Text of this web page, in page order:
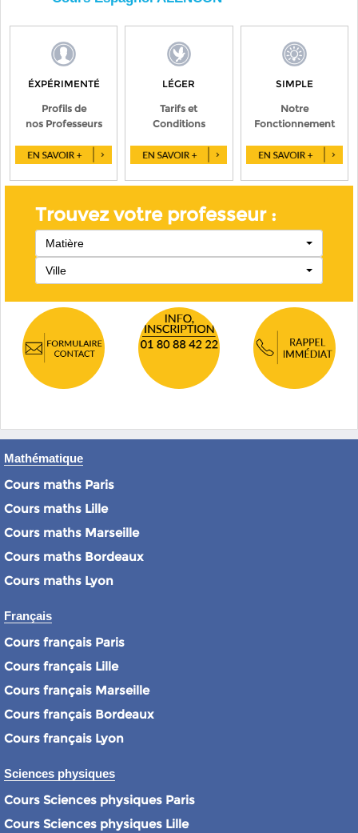
ÉXPÉRIMENTÉ
Profils de
nos Professeurs
LÉGER
Tarifs et
Conditions
SIMPLE
Notre
Fonctionnement
Trouvez votre professeur :
Matière
Ville
Mathématique
Cours maths Paris
Cours maths Lille
Cours maths Marseille
Cours maths Bordeaux
Cours maths Lyon
Français
Cours français Paris
Cours français Lille
Cours français Marseille
Cours français Bordeaux
Cours français Lyon
Sciences physiques
Cours Sciences physiques Paris
Cours Sciences physiques Lille